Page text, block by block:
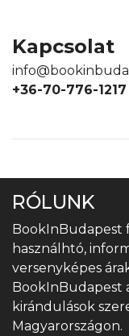
Kapcsolat
+36-70-776-1217
RÓLUNK
BookInBudapest
használhtó,
versenyképes
BookInBudapest
kirándulások
Magyarországon.